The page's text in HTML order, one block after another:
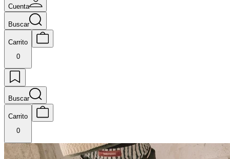
Cuenta
Buscar
Carrito
0
Buscar
Carrito
0